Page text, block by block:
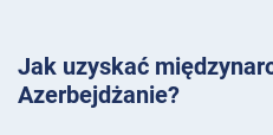
Jak uzyskać
Azerbejdżanie?